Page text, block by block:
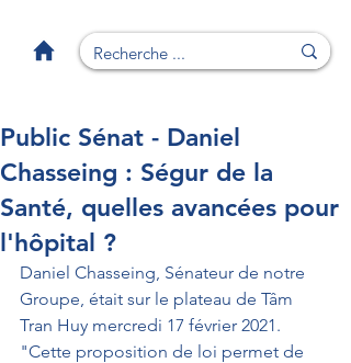
Public Sénat - Daniel
Chasseing : Ségur de la
Santé, quelles avancées pour
l'hôpital ?
Daniel Chasseing, Sénateur de notre
Groupe, était sur le plateau de Tâm
Tran Huy mercredi 17 février 2021.
"Cette proposition de loi permet de